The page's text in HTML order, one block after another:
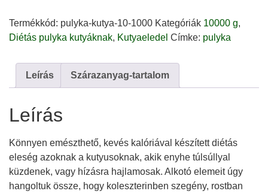
Termékkód: pulyka-kutya-10-1000 Kategóriák 10000 g,
Diétás pulyka kutyáknak, Kutyaeledel Címke: pulyka
Leírás Szárazanyag-tartalom
Leírás
Könnyen emészthető, kevés kalóriával készített diétás
eleség azoknak a kutyusoknak, akik enyhe túlsúllyal
küzdenek, vagy hízásra hajlamosak. Alkotó elemeit úgy
hangoltuk össze, hogy koleszterinben szegény, rostban